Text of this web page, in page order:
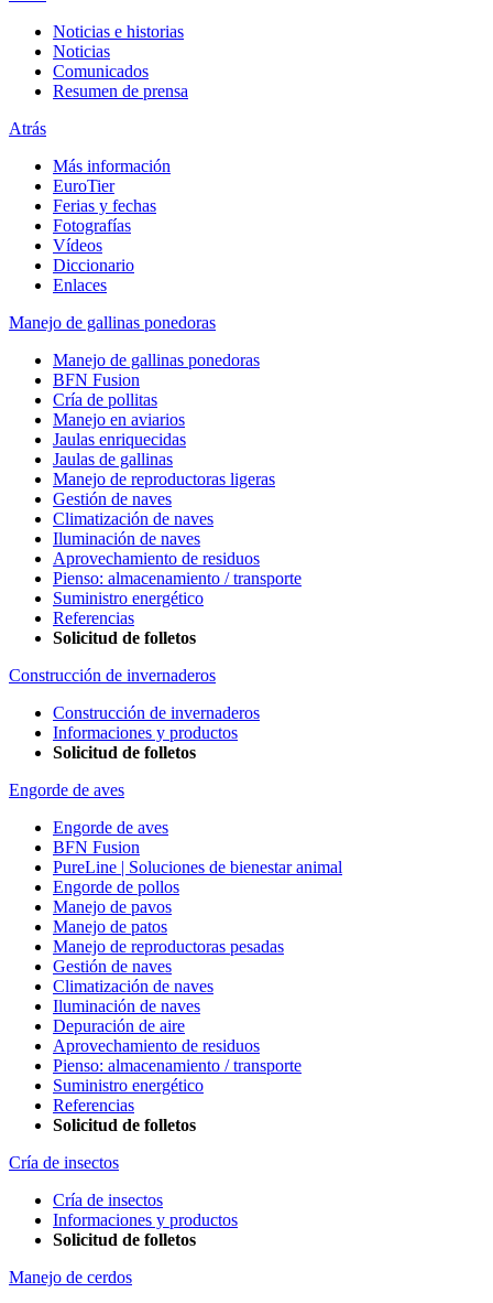
Noticias e historias
Noticias
Comunicados
Resumen de prensa
Atrás
Más información
EuroTier
Ferias y fechas
Fotografías
Vídeos
Diccionario
Enlaces
Manejo de gallinas ponedoras
Manejo de gallinas ponedoras
BFN Fusion
Cría de pollitas
Manejo en aviarios
Jaulas enriquecidas
Jaulas de gallinas
Manejo de reproductoras ligeras
Gestión de naves
Climatización de naves
Iluminación de naves
Aprovechamiento de residuos
Pienso: almacenamiento / transporte
Suministro energético
Referencias
Solicitud de folletos
Construcción de invernaderos
Construcción de invernaderos
Informaciones y productos
Solicitud de folletos
Engorde de aves
Engorde de aves
BFN Fusion
PureLine | Soluciones de bienestar animal
Engorde de pollos
Manejo de pavos
Manejo de patos
Manejo de reproductoras pesadas
Gestión de naves
Climatización de naves
Iluminación de naves
Depuración de aire
Aprovechamiento de residuos
Pienso: almacenamiento / transporte
Suministro energético
Referencias
Solicitud de folletos
Cría de insectos
Cría de insectos
Informaciones y productos
Solicitud de folletos
Manejo de cerdos